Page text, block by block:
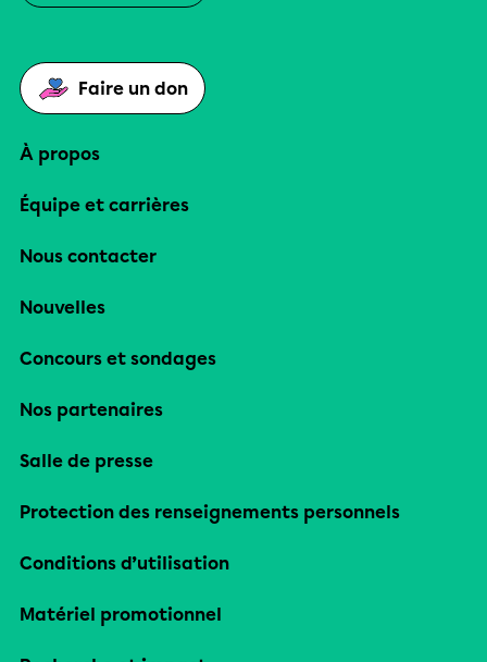
Faire un don
À propos
Équipe et carrières
Nous contacter
Nouvelles
Concours et sondages
Nos partenaires
Salle de presse
Protection des renseignements personnels
Conditions d’utilisation
Matériel promotionnel